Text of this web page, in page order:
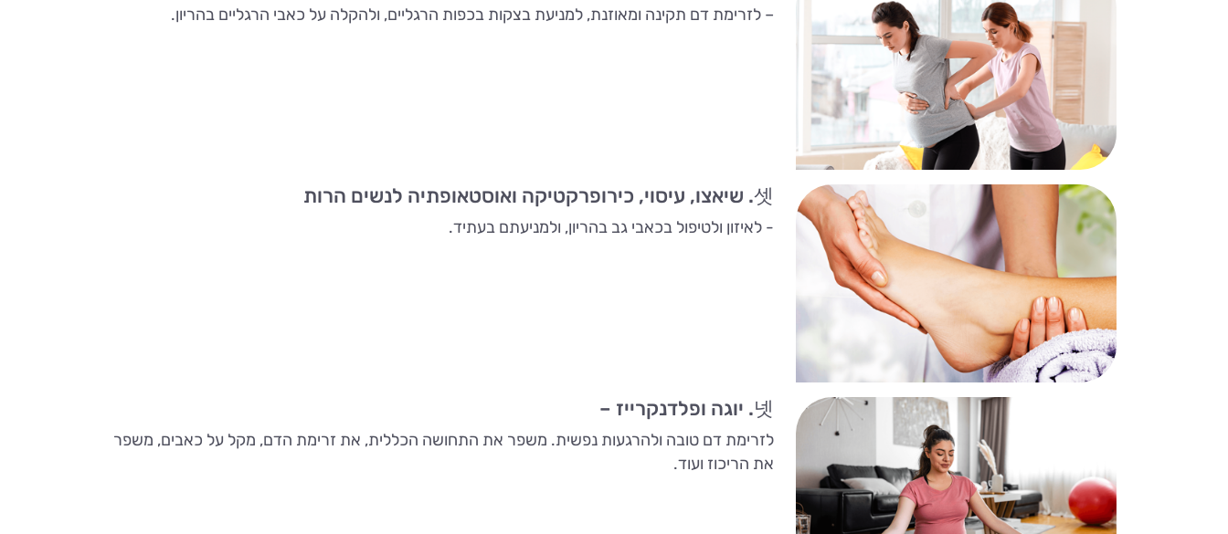
– לזרימת דם תקינה ומאוזנת, למניעת בצקות בכפות הרגליים, ולהקלה על כאבי הרגליים בהריון.
셋. שיאצו, עיסוי, כירופרקטיקה ואוסטאופתיה לנשים הרות
- לאיזון ולטיפול בכאבי גב בהריון, ולמניעתם בעתיד.
넷. יוגה ופלדנקרייז –
לזרימת דם טובה ולהרגעות נפשית. משפר את התחושה הכללית, את זרימת הדם, מקל על כאבים, משפר
את הריכוז ועוד.